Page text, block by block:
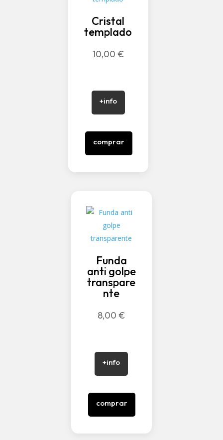
Cristal
templado
10,00 €
+info
comprar
Funda
anti golpe
transpare
nte
8,00€
+info
comprar